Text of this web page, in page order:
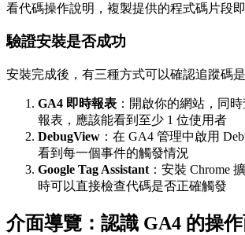
看代碼操作說明，複製提供的程式碼片段即
驗證安裝是否成功
安裝完成後，有三種方式可以確認追蹤碼
GA4 即時報表 ：開啟你的網站，同
報表，應該能看到至少 1 位使用者
DebugView ：在 GA4 管理中啟用
看到每一個事件的觸發情況
Google Tag Assistant ：安裝 Chrome
時可以直接檢查代碼是否正確觸發
介面導覽：認識 GA4 的操